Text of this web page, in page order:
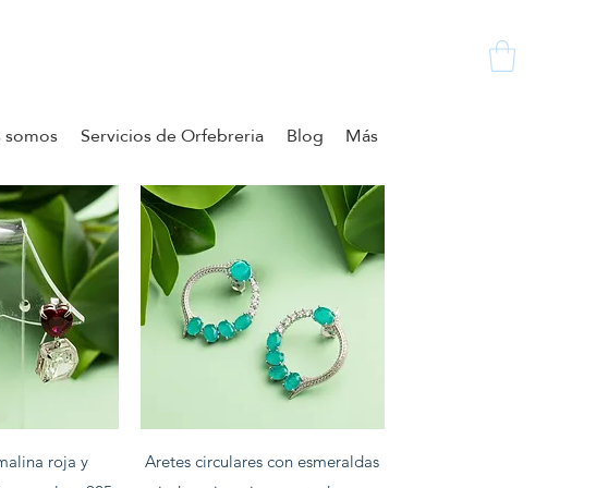
Servicios de Orfebreria Blog Más
roja y
Vista rapida
Aretes circulares con esmeraldas